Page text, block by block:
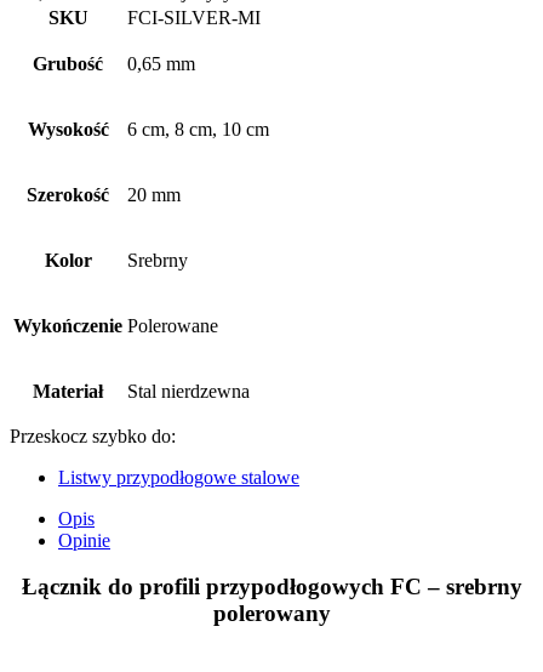
FC
SREBRNY
SKU
FCI-SILVER-MI
Grubość 0,65 mm
Wysokość 6 cm, 8 cm, 10 cm
Szerokość 20 mm
Kolor Srebrny
Wykończenie Polerowane
Materiał Stal nierdzewna
Przeskocz szybko do:
Listwy przypodłogowe stalowe
Opis
Opinie
Łącznik do profili przypodłogowych FC – srebrny
polerowany